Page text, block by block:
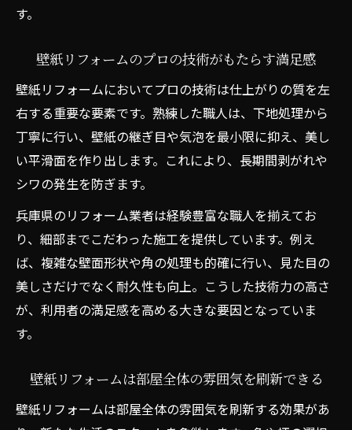
の技
クロス張替えで暮らしを快適にする方法
リフォームで室内環境と快適性を改善する
秘訣
壁紙リフォームで清潔感ある空間を維持す
る方法
クロス張替えが暮らしに与える心理的な効
果
リフォーム後も美しさを保つお手入れのコ
ツ
壁紙リフォームで家族の健康を守るポイン
す。
壁紙リフォームのプロの技術がもたらす満足感
壁紙リフォームにおいてプロの技術は仕上がりの質を左
右する重要な要素です。熟練した職人は、下地処理から
丁寧に行い、壁紙の継ぎ目や気泡を最小限に抑え、美し
い平滑面を作り出します。これにより、長期間剥がれや
シワの発生を防ぎます。
兵庫県のリフォーム業者は経験豊富な職人を揃えてお
り、細部までこだわった施工を提供しています。例え
ば、複雑な壁面形状や角の処理も的確に行い、見た目の
美しさだけでなく耐久性も向上。こうした技術力の高さ
が、利用者の満足感を高める大きな要因となっていま
す。
壁紙リフォームは部屋全体の雰囲気を刷新できる
壁紙リフォームは部屋全体の雰囲気を刷新する効果があ